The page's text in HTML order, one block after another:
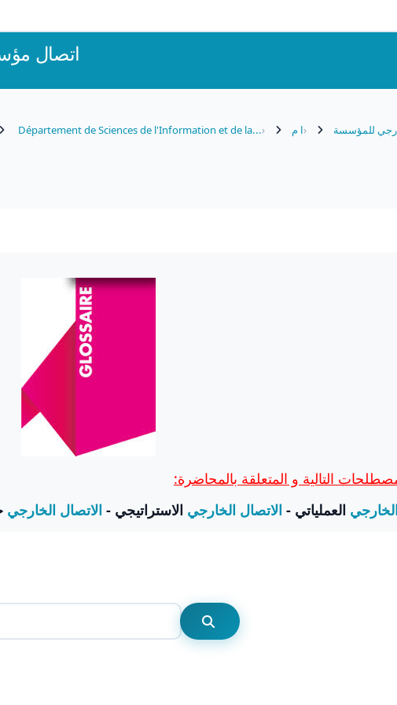
اتصال
Département de Sciences de l'Information et de la... ا م للمؤسسة
التالية و المتعلقة بالمحاضرة:
العملياتي - الاتصال الخارجي الاستراتيجي - الاتصال الخارجي
Rechercher
Rechercher